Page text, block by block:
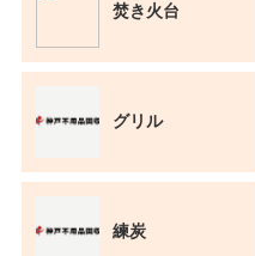
焚き火台
グリル
練炭